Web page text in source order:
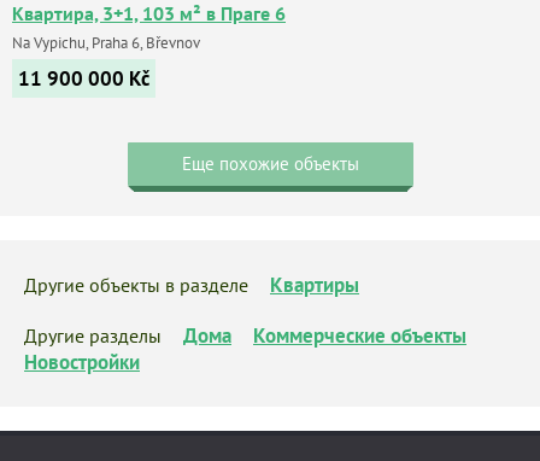
Квартира, 3+1, 103 м² в Праге 6
Na Vypichu, Praha 6, Břevnov
11 900 000 Kč
Еще похожие объекты
Другие объекты в разделе Квартиры
Другие разделы Дома
Коммерческие объекты
Новостройки